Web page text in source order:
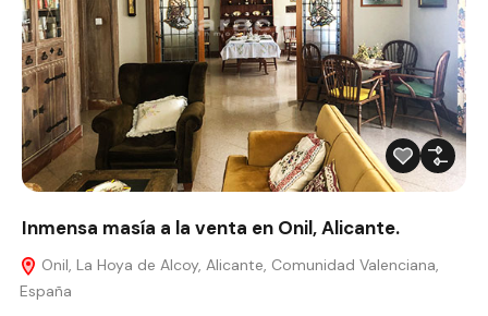
Inmensa masía a la venta en Onil, Alicante.
Onil, La Hoya de Alcoy, Alicante, Comunidad Valenciana,
España